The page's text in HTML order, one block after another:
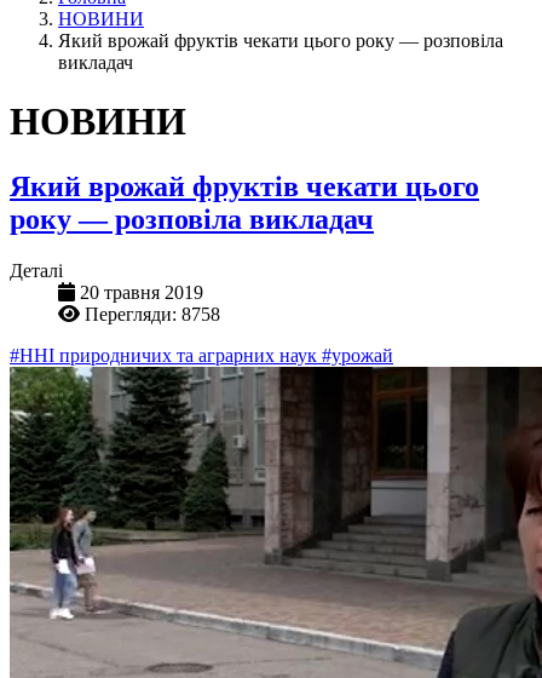
НОВИНИ
Який врожай фруктів чекати цього року — розповіла
викладач
НОВИНИ
Який врожай фруктів чекати цього
року — розповіла викладач
Деталі
20 травня 2019
Перегляди: 8758
#ННІ природничих та аграрних наук #урожай